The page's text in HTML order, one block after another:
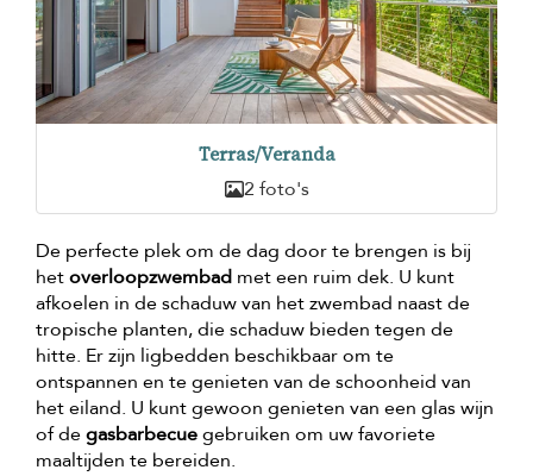
Terras/Veranda
2 foto's
De perfecte plek om de dag door te brengen is bij
hetoverloopzwembad met een ruim dek. U kunt
afkoelen in de schaduw van het zwembad naast de
tropische planten, die schaduw bieden tegen de
hitte. Er zijn ligbedden beschikbaar om te
ontspannen en te genieten van de schoonheid van
het eiland. U kunt gewoon genieten van een glas wijn
of degasbarbecuegebruiken om uw favoriete
maaltijden te bereiden.